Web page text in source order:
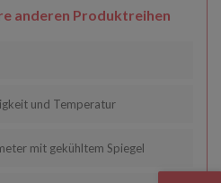
anderen Produktreihen
und Temperatur
mit gekühltem Spiegel